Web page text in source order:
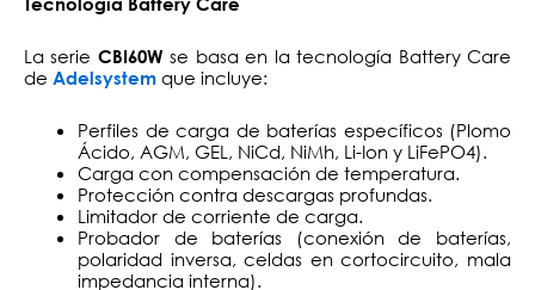
La serie CBI60W se basa en la tecnología Battery Care
de Adelsystem que incluye:
Perfiles de carga de baterías específicos (Plomo
Ácido, AGM, GEL, NiCd, NiMh, Li-Ion y LiFePO4).
Carga con compensación de temperatura.
Protección contra descargas profundas.
Limitador de corriente de carga.
Probador de baterías (conexión de baterías,
polaridad inversa, celdas en cortocircuito, mala
impedancia interna).